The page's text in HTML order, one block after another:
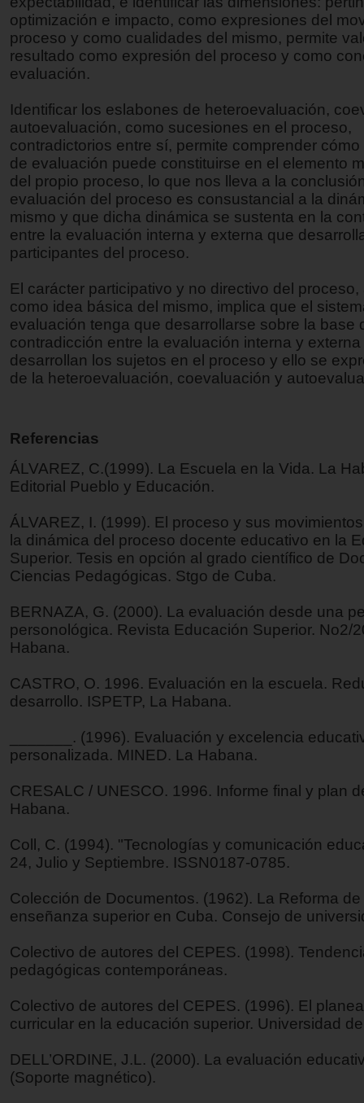
optimización e impacto, como expresiones del
proceso y como cualidades del mismo, permite
resultado como expresión del proceso y como
evaluación.
Identificar los eslabones de heteroevaluación,
autoevaluación, como sucesiones en el proceso,
contradictorios entre sí, permite comprender
de evaluación puede constituirse en el elemento
del propio proceso, lo que nos lleva a la
evaluación del proceso es consustancial a la
mismo y que dicha dinámica se sustenta en la
entre la evaluación interna y externa que
participantes del proceso.
El carácter participativo y no directivo del
como idea básica del mismo, implica que el
evaluación tenga que desarrollarse sobre la base
contradicción entre la evaluación interna y
desarrollan los sujetos en el proceso y ello se
de la heteroevaluación, coevaluación y
Referencias
ÁLVAREZ, C.(1999). La Escuela en la Vida. La
Editorial Pueblo y Educación.
ÁLVAREZ, I. (1999). El proceso y sus
la dinámica del proceso docente educativo en la
Superior. Tesis en opción al grado científico de
Ciencias Pedagógicas. Stgo de Cuba.
BERNAZA, G. (2000). La evaluación desde una
personológica. Revista Educación Superior. No2/
Habana.
CASTRO, O. 1996. Evaluación en la escuela.
desarrollo. ISPETP, La Habana.
_______. (1996). Evaluación y excelencia
personalizada. MINED. La Habana.
CRESALC / UNESCO. 1996. Informe final y plan
Habana.
Coll, C. (1994). "Tecnologías y comunicación
24, Julio y Septiembre. ISSN0187-0785.
Colección de Documentos. (1962). La Reforma de
enseñanza superior en Cuba. Consejo de
Colectivo de autores del CEPES. (1998).
pedagógicas contemporáneas.
Colectivo de autores del CEPES. (1996). El
curricular en la educación superior. Universidad
DELL’ORDINE, J.L. (2000). La evaluación
(Soporte magnético).